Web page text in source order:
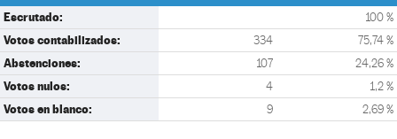
Escrutado: 100 %
Votos contabilizados: 334 75,74 %
Abstenciones: 107 24,26 %
Votos nulos: 4 1,2 %
Votos en blanco: 9 2,69 %